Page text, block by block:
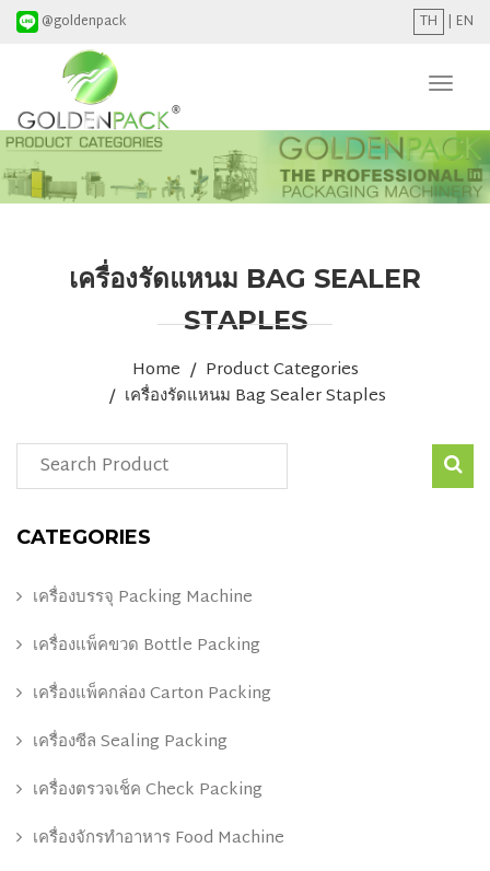
@goldenpack TH | EN
เครื่องรัดแหนม BAG SEALER
STAPLES
Home
Product Categories
เครื่องรัดแหนม Bag Sealer Staples
CATEGORIES
เครื่องบรรจุ Packing Machine
เครื่องแพ็คขวด Bottle Packing
เครื่องแพ็คกล่อง Carton Packing
เครื่องซีล Sealing Packing
เครื่องตรวจเช็ค Check Packing
เครื่องจักรทำอาหาร Food Machine